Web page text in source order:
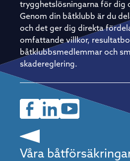
trygghetslösningarna för dig
Genom din båtklubb är du
och det ger dig direkta
omfattande villkor,
båtklubbsmedlemmar och
skadereglering.
Våra